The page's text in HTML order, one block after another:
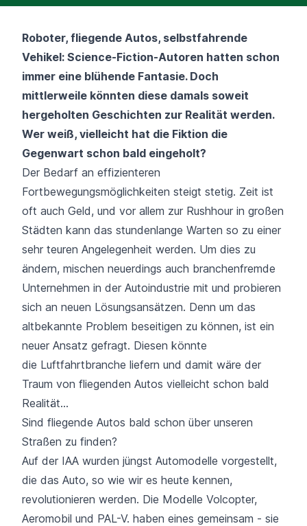
Roboter, fliegende Autos, selbstfahrende
Vehikel: Science-Fiction-Autoren hatten schon
immer eine blühende Fantasie. Doch
mittlerweile könnten diese damals soweit
hergeholten Geschichten zur Realität werden.
Wer weiß, vielleicht hat die Fiktion die
Gegenwart schon bald eingeholt?
Der Bedarf an effizienteren
Fortbewegungsmöglichkeiten steigt stetig. Zeit ist
oft auch Geld, und vor allem zur Rushhour in großen
Städten kann das stundenlange Warten so zu einer
sehr teuren Angelegenheit werden. Um dies zu
ändern, mischen neuerdings auch branchenfremde
Unternehmen in der Autoindustrie mit und probieren
sich an neuen Lösungsansätzen. Denn um das
altbekannte Problem beseitigen zu können, ist ein
neuer Ansatz gefragt. Diesen könnte
die Luftfahrtbranche liefern und damit wäre der
Traum von fliegenden Autos vielleicht schon bald
Realität...
Sind fliegende Autos bald schon über unseren
Straßen zu finden?
Auf der IAA wurden jüngst Automodelle vorgestellt,
die das Auto, so wie wir es heute kennen,
revolutionieren werden. Die Modelle Volcopter,
Aeromobil und PAL-V. haben eines gemeinsam - sie